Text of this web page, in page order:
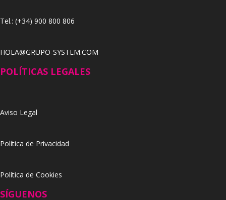
Tel.: (+34) 900 800 806
HOLA@GRUPO-SYSTEM.COM
POLÍTICAS LEGALES
Aviso Legal
Política de Privacidad
Política de Cookies
SÍGUENOS